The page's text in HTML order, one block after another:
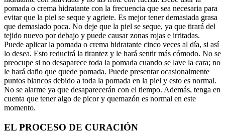
pomada o crema hidratante con la frecuencia que sea necesaria para
evitar que la piel se seque y agriete. Es mejor tener demasiada grasa
que demasiado poca. No deje que la piel se seque, ya que tirará del
tejido nuevo por debajo y puede causar zonas rojas e irritadas.
Puede aplicar la pomada o crema hidratante cinco veces al día, si así
lo desea. Esto reducirá la tirantez y le hará sentir más cómodo. No se
preocupe si no desaparece toda la pomada cuando se lave la cara; no
le hará daño que quede pomada. Puede presentar ocasionalmente
puntos blancos debido a toda la pomada en la piel y esto es normal.
No se alarme ya que desaparecerán con el tiempo. Además, tenga en
cuenta que tener algo de picor y quemazón es normal en este
momento.
EL PROCESO DE CURACIÓN